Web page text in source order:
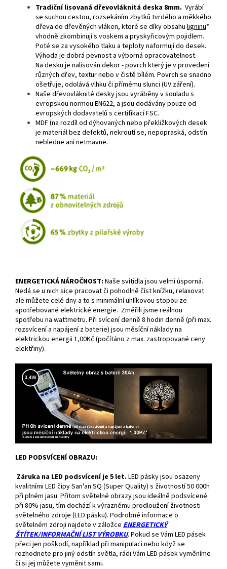
Tradiční lisovaná dřevovláknitá deska 8mm. Vyrábí
se suchou cestou, rozsekáním zbytků tvrdého a měkkého
dřeva do dřevěných vláken, které se díky obsahu ligninu*
vhodně zkombinují s voskem a pryskyřicovým pojidlem.
Poté se za vysokého tlaku a teploty naformují do desek.
Výhoda je dobrá pevnost a výborná opracovatelnost.
Na desku je nalisován dekor - povrch který je v provedení
různých dřev, textur nebo v čistě bílém. Povrch se snadno
ošetřuje, odolává vlhku či přímému slunci (UV záření).
Naše dřevovláknité desky jsou vyráběny v souladu s
evropskou normou EN622, a jsou dodávány pouze od
evropských dodavatelů s certifikací FSC.
MDF (na rozdíl od dýhovaných nebo překližkových desek
je materiál bez defektů, nekroutí se, nepopraská, odstín
nebledne ani netmavne.
ENERGETICKÁ NÁROČNOST: Naše svítidla jsou velmi úsporná.
Nedá se u nich sice pracovat či pohodlně číst knížku, relaxovat
ale můžete celé dny a to s minimální uhlíkovou stopou ze
spotřebované elektrické energie. Změřili jsme reálnou
spotřebu na wattmetru. Při svícení denně 8 hodin denně (při max.
rozsvícení a napájení z baterie) jsou měsíční náklady na
elektrickou energii 1,00Kč (počítáno z max. zastropované ceny
elektřiny).
LED PODSVÍCENÍ OBRAZU:
Záruka na LED podsvícení je 5 let. LED pásky jsou osazeny
kvalitními LED čipy San'an SQ (Super Quality) s životností 50 000h
při plném jasu. Přitom světelné obrazy jsou ideálně podsvícené
při 80% jasu, tím dochází k výraznému prodloužení životnosti
světelného zdroje (LED pásku). Podrobné informace o
světelném zdroji najdete v záložce ENERGETICKÝ
ŠTÍTEK/INFORMAČNÍ LIST VÝROBKU. Pokud se Vám LED pásek
přeci jen poškodí, například při manipulaci nebo když se
rozhodnete pro jiný odstín světla, rádi Vám LED pásek vyměníme
či si jej můžete vyměnit sami.